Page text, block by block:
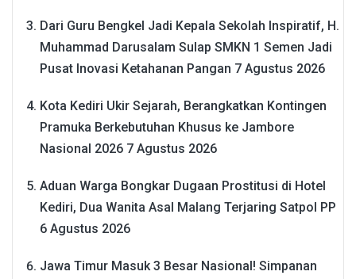
Dari Guru Bengkel Jadi Kepala Sekolah Inspiratif, H.
Muhammad Darusalam Sulap SMKN 1 Semen Jadi
Pusat Inovasi Ketahanan Pangan 7 Agustus 2026
Kota Kediri Ukir Sejarah, Berangkatkan Kontingen
Pramuka Berkebutuhan Khusus ke Jambore
Nasional 2026 7 Agustus 2026
Aduan Warga Bongkar Dugaan Prostitusi di Hotel
Kediri, Dua Wanita Asal Malang Terjaring Satpol PP
6 Agustus 2026
Jawa Timur Masuk 3 Besar Nasional! Simpanan